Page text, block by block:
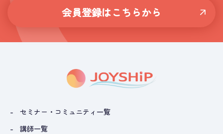
会員登録はこちらから
セミナー・コミュニティ一覧
講師一覧